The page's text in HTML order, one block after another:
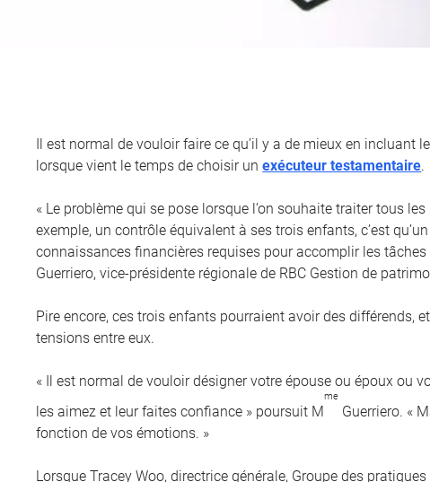
Il est normal de vouloir faire ce qu’il y a de mieux en incluant
lorsque vient le temps de choisir unexécuteur testamentaire.
« Le problème qui se pose lorsque l’on souhaite traiter tous
exemple, un contrôle équivalent à ses trois enfants, c’est
connaissances financières requises pour accomplir les
Guerriero, vice-présidente régionale de RBC Gestion de
Pire encore, ces trois enfants pourraient avoir des différends,
tensions entre eux.
« Il est normal de vouloir désigner votre épouse ou époux ou
les aimez et leur faites confiance » poursuit M
me
Guerriero. «
fonction de vos émotions. »
Lorsque Tracey Woo, directrice générale, Groupe des